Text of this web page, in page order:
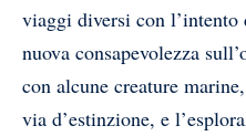
viaggi diversi con
nuova consapevolezza
con alcune creature
via d’estinzione, e